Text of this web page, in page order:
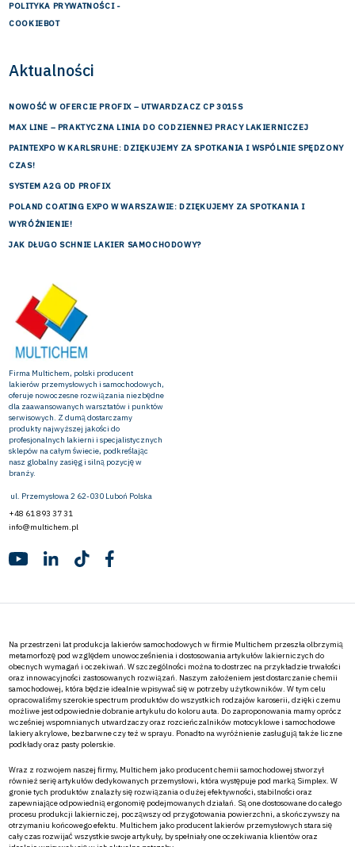
POLITYKA PRYWATNOŚCI -
COOKIEBOT
Aktualności
NOWOŚĆ W OFERCIE PROFIX – UTWARDZACZ CP 3015S
MAX LINE – PRAKTYCZNA LINIA DO CODZIENNEJ PRACY LAKIERNICZEJ
PAINTEXPO W KARLSRUHE: DZIĘKUJEMY ZA SPOTKANIA I WSPÓLNIE SPĘDZONY
CZAS!
SYSTEM A2G OD PROFIX
POLAND COATING EXPO W WARSZAWIE: DZIĘKUJEMY ZA SPOTKANIA I
WYRÓŻNIENIE!
JAK DŁUGO SCHNIE LAKIER SAMOCHODOWY?
Firma Multichem, polski producent
lakierów przemysłowych i samochodowych,
oferuje nowoczesne rozwiązania niezbędne
dla zaawansowanych warsztatów i punktów
serwisowych. Z dumą dostarczamy
produkty najwyższej jakości do
profesjonalnych lakierni i specjalistycznych
sklepów na całym świecie, podkreślając
nasz globalny zasięg i silną pozycję w
branży.
ul. Przemysłowa 2 62-030 Luboń Polska
+48 61 893 37 31
info@multichem.pl
Na przestrzeni lat produkcja lakierów samochodowych w firmie Multichem przeszła olbrzymią
metamorfozę pod względem unowocześnienia i dostosowania artykułów lakierniczych do
obecnych wymagań i oczekiwań. W szczególności można to dostrzec na przykładzie trwałości
oraz innowacyjności zastosowanych rozwiązań. Naszym założeniem jest dostarczanie chemii
samochodowej, która będzie idealnie wpisywać się w potrzeby użytkowników. W tym celu
opracowaliśmy szerokie spectrum produktów do wszystkich rodzajów karoserii, dzięki czemu
możliwe jest odpowiednie dobranie artykułu do koloru auta. Do zaproponowania mamy oprócz
wcześniej wspomnianych utwardzaczy oraz rozcieńczalników motocyklowe i samochodowe
lakiery akrylowe, bezbarwne czy też w sprayu. Ponadto na wyróżnienie zasługują także liczne
podkłady oraz pasty polerskie.
Wraz z rozwojem naszej firmy, Multichem jako producent chemii samochodowej stworzył
również serię artykułów dedykowanych przemysłowi, która występuje pod marką Simplex. W
gronie tych produktów znalazły się rozwiązania o dużej efektywności, stabilności oraz
zapewniające odpowiednią ergonomię podejmowanych działań. Są one dostosowane do całego
procesu produkcji lakierniczej, począwszy od przygotowania powierzchni, a skończywszy na
otrzymaniu końcowego efektu. Multichem jako producent lakierów przemysłowych stara się
cały czas rozwijać wszystkie swoje artykuły, by spełniały one oczekiwania klientów oraz